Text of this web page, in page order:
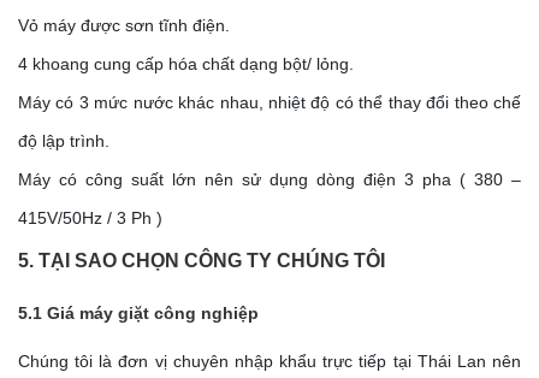
Vỏ máy được sơn tĩnh điện.
4 khoang cung cấp hóa chất dạng bột/ lỏng.
Máy có 3 mức nước khác nhau, nhiệt độ có thể thay đổi theo chế
độ lập trình.
Máy có công suất lớn nên sử dụng dòng điện 3 pha ( 380 –
415V/50Hz / 3 Ph )
5. TẠI SAO CHỌN CÔNG TY CHÚNG TÔI
5.1 Giá máy giặt công nghiệp
Chúng tôi là đơn vị chuyên nhập khẩu trực tiếp tại Thái Lan nên